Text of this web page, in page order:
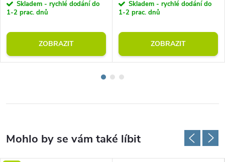
Skladem - rychlé dodání do
1-2 prac. dnů
ZOBRAZIT
Skladem - rychlé dodání do
1-2 prac. dnů
ZOBRAZIT